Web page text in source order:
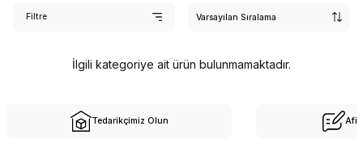
Filtre
İlgili kategoriye ait ürün bulunmamaktadır.
Tedarikçimiz Olun